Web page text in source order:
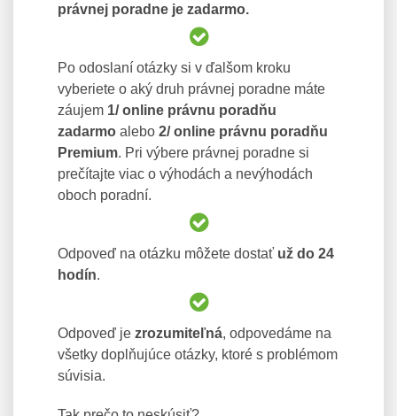
právnej poradne je zadarmo.
Po odoslaní otázky si v ďalšom kroku
vyberiete o aký druh právnej poradne máte
záujem 1/ online právnu poradňu
zadarmo alebo 2/ online právnu poradňu
Premium. Pri výbere právnej poradne si
prečítajte viac o výhodách a nevýhodách
oboch poradní.
Odpoveď na otázku môžete dostať už do 24
hodín.
Odpoveď je zrozumiteľná, odpovedáme na
všetky doplňujúce otázky, ktoré s problémom
súvisia.